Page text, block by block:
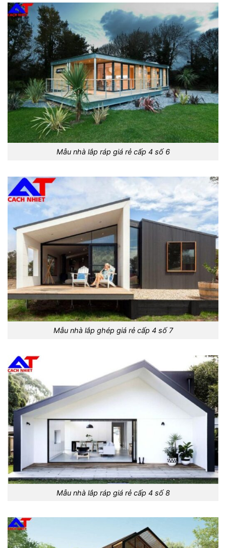
Mẫu nhà lắp ráp giá rẻ cấp 4 số 6
Mẫu nhà lắp ghép giá rẻ cấp 4 số 7
Mẫu nhà lắp ráp giá rẻ cấp 4 số 8